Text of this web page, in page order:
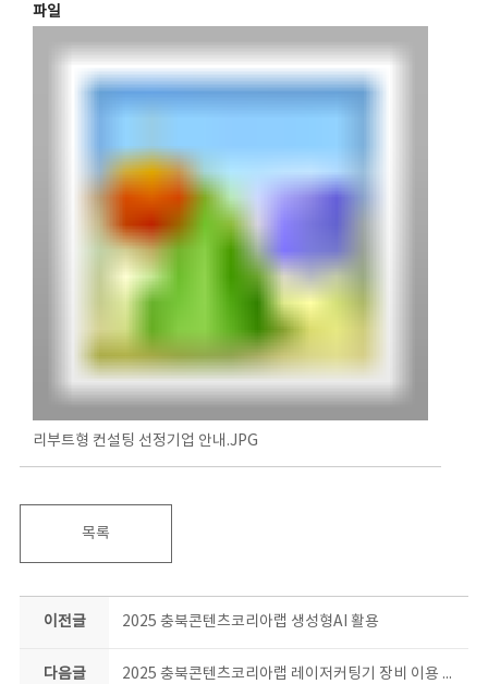
파일
리부트형 컨설팅 선정기업 안내.JPG
목록
이전글 2025 충북콘텐츠코리아랩 생성형AI 활용
다음글 2025 충북콘텐츠코리아랩 레이저커팅기 장비 이용 제한 안내